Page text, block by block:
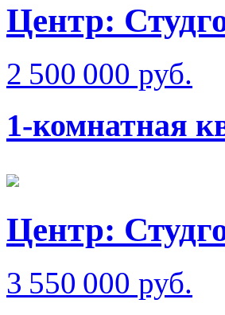
Центр:
2 500 000 руб.
1-комнатная
Центр:
3 550 000 руб.